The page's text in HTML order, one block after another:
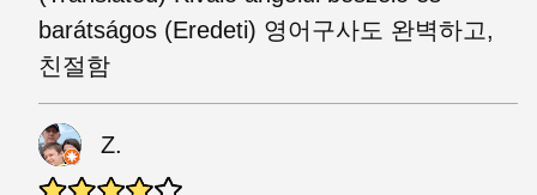
barátságos (Eredeti) 영어구사도 완벽하고,
친절함
Z.